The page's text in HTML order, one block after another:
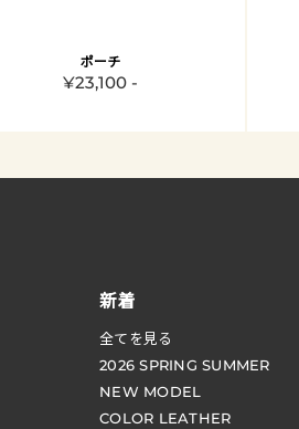
ポーチ
¥23,100 -
新着
全てを見る
2026 SPRING SUMMER
NEW MODEL
COLOR LEATHER